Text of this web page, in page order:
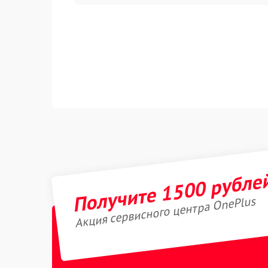
Получите 1500
Акция сервисного центра OnePlus